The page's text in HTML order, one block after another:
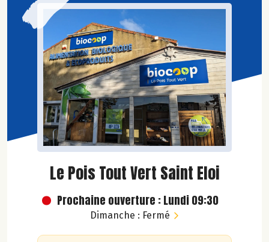
Le Pois Tout Vert Saint Eloi
Prochaine ouverture : Lundi 09:30
Dimanche : Fermé